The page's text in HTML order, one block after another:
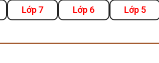
Lớp 7 Lớp 6 Lớp 5